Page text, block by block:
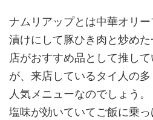
ナムリアップとは中華オリ
漬けにして豚ひき肉と炒めた
店がおすすめ品として推し
が、来店しているタイ人の
人気メニューなのでしょう。
塩味が効いていてご飯に乗